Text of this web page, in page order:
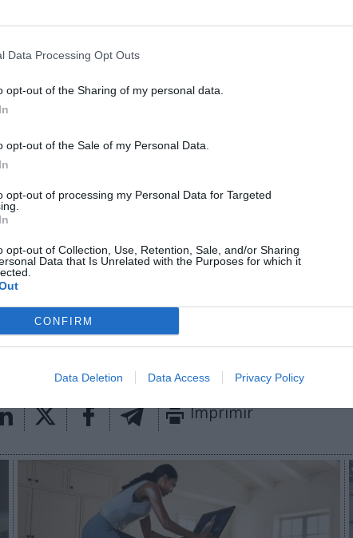
Data Processing Opt Outs
opt-out of the Sharing of my personal data.
opt-out of the Sale of my Personal Data.
opt-out of processing my Personal Data for Targeted
opt-out of Collection, Use, Retention, Sale, and/or Sharing
Data that Is Unrelated with the Purposes for which it
CONFIRM
Data Deletion Data Access Privacy Policy
últimos años ha crecido en Estados Unidos. El
vídeos en función de las preferencias del
dispone para entrenar. En total,
se han registrado
que pagan la suscripción.
en el acondicionamiento físico en el hogar y
posicionados para continuar liderando
físico en el futuro posterior al Covid-19 en
con las últimas noticias de actualidad.
Imprimir